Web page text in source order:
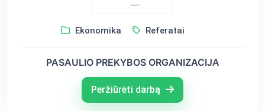
Ekonomika Referatai
PASAULIO PREKYBOS ORGANIZACIJA
Peržiūrėti darbą